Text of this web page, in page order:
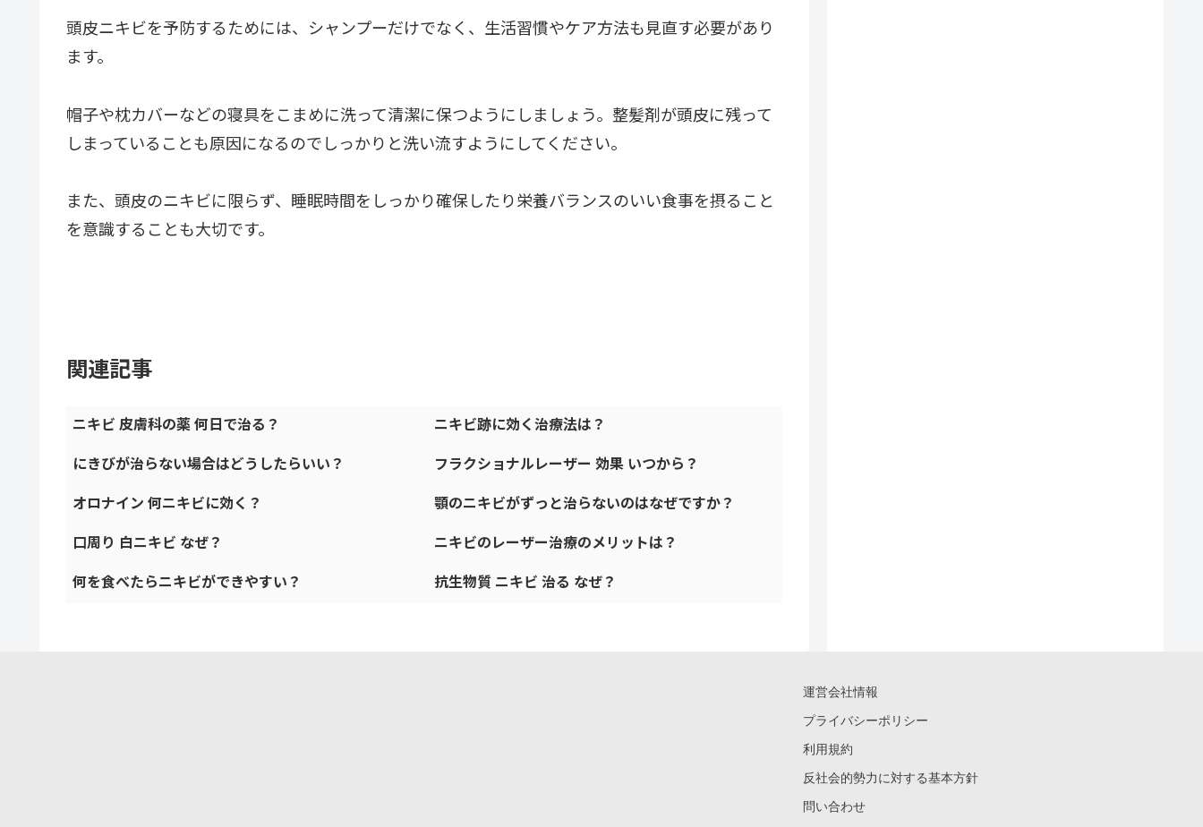
頭皮ニキビを予防するためには、シャンプーだけでなく、生活習慣やケア方法も見直す必要があり
ます。
帽子や枕カバーなどの寝具をこまめに洗って清潔に保つようにしましょう。整髪剤が頭皮に残って
しまっていることも原因になるのでしっかりと洗い流すようにしてください。
また、頭皮のニキビに限らず、睡眠時間をしっかり確保したり栄養バランスのいい食事を摂ること
を意識することも大切です。
関連記事
ニキビ 皮膚科の薬 何日で治る？
ニキビ跡に効く治療法は？
にきびが治らない場合はどうしたらいい？
フラクショナルレーザー 効果 いつから？
オロナイン 何ニキビに効く？
顎のニキビがずっと治らないのはなぜですか？
口周り 白ニキビ なぜ？
ニキビのレーザー治療のメリットは？
何を食べたらニキビができやすい？
抗生物質 ニキビ 治る なぜ？
運営会社情報
プライバシーポリシー
利用規約
反社会的勢力に対する基本方針
問い合わせ